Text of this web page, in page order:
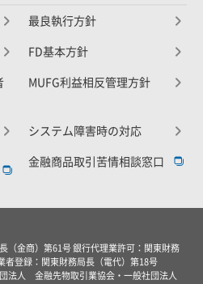
最良執行方針
FD基本方針
MUFG利益相反管理方針
システム障害時の対応
金融商品取引苦情相談窓口
（金商）第61号 銀行代理業許可：関東財務
者登録：関東財務局長（電代）第18号
法人 金融先物取引業協会・一般社団法人